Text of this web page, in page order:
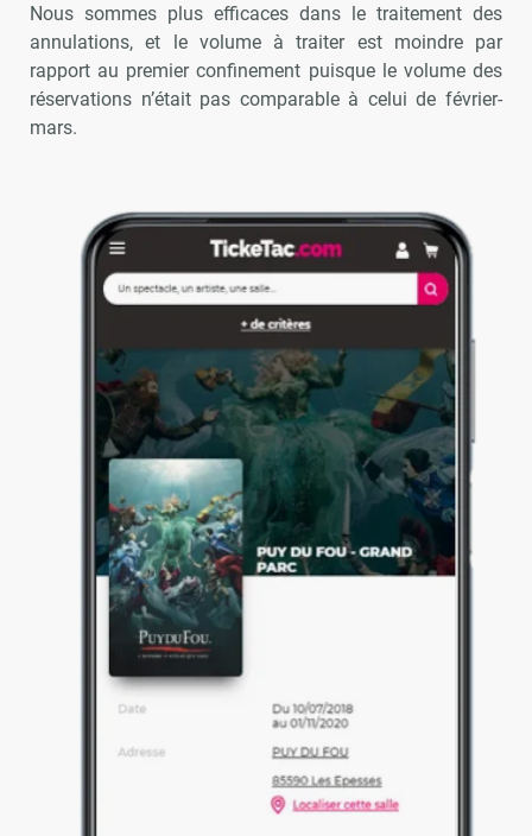
Nous sommes plus efficaces dans le traitement des
annulations, et le volume à traiter est moindre par
rapport au premier confinement puisque le volume des
réservations n’était pas comparable à celui de février-
mars.